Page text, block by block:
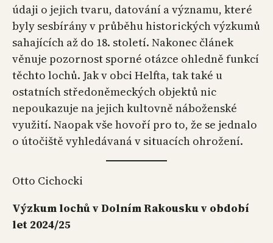
údaji o jejich tvaru, datování a významu, které
byly sesbírány v průběhu historických výzkumů
sahajících až do 18. století. Nakonec článek
věnuje pozornost sporné otázce ohledně funkcí
těchto lochů. Jak v obci Helfta, tak také u
ostatních středoněmeckých objektů nic
nepoukazuje na jejich kultovně náboženské
využití. Naopak vše hovoří pro to, že se jednalo
o útočiště vyhledávaná v situacích ohrožení.
Otto Cichocki
Výzkum lochů v Dolním Rakousku v období
let 2024/25